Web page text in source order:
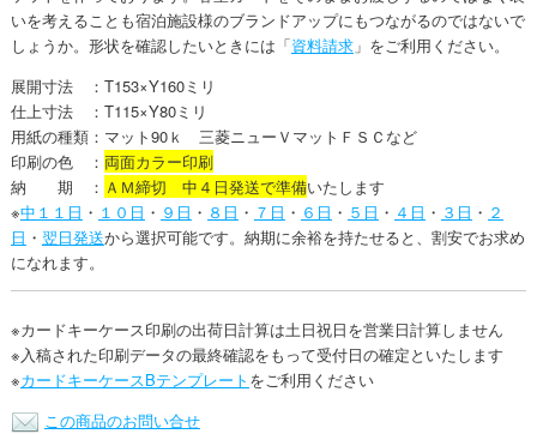
いを考えることも宿泊施設様のブランドアップにもつながるのではないで
しょうか。形状を確認したいときには「資料請求」をご利用ください。
展開寸法 ：T153×Y160ミリ
仕上寸法 ：T115×Y80ミリ
用紙の種類：マット90ｋ 三菱ニューＶマットＦＳＣなど
印刷の色 ： 両面カラー印刷
納 期 ： ＡＭ締切 中４日発送で準備いたします
※中１１日 ・ １０日 ・ ９日 ・ ８日 ・ ７日 ・ ６日 ・ ５日 ・ ４日 ・ ３日 ・ ２
日 ・ 翌日発送から選択可能です。納期に余裕を持たせると、割安でお求め
になれます。
※カードキーケース印刷の出荷日計算は土日祝日を営業日計算しません
※入稿された印刷データの最終確認をもって受付日の確定といたします
※カードキーケースBテンプレート をご利用ください
この商品のお問い合せ